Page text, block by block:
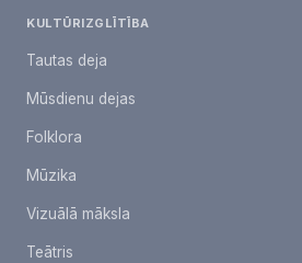
KULTŪRIZGLĪTĪBA
Tautas deja
Mūsdienu dejas
Folklora
Mūzika
Vizuālā māksla
Teātris